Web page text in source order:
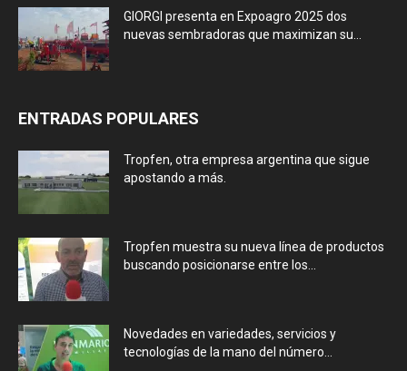
GIORGI presenta en Expoagro 2025 dos
nuevas sembradoras que maximizan su...
ENTRADAS POPULARES
Tropfen, otra empresa argentina que sigue
apostando a más.
Tropfen muestra su nueva línea de productos
buscando posicionarse entre los...
Novedades en variedades, servicios y
tecnologías de la mano del número...